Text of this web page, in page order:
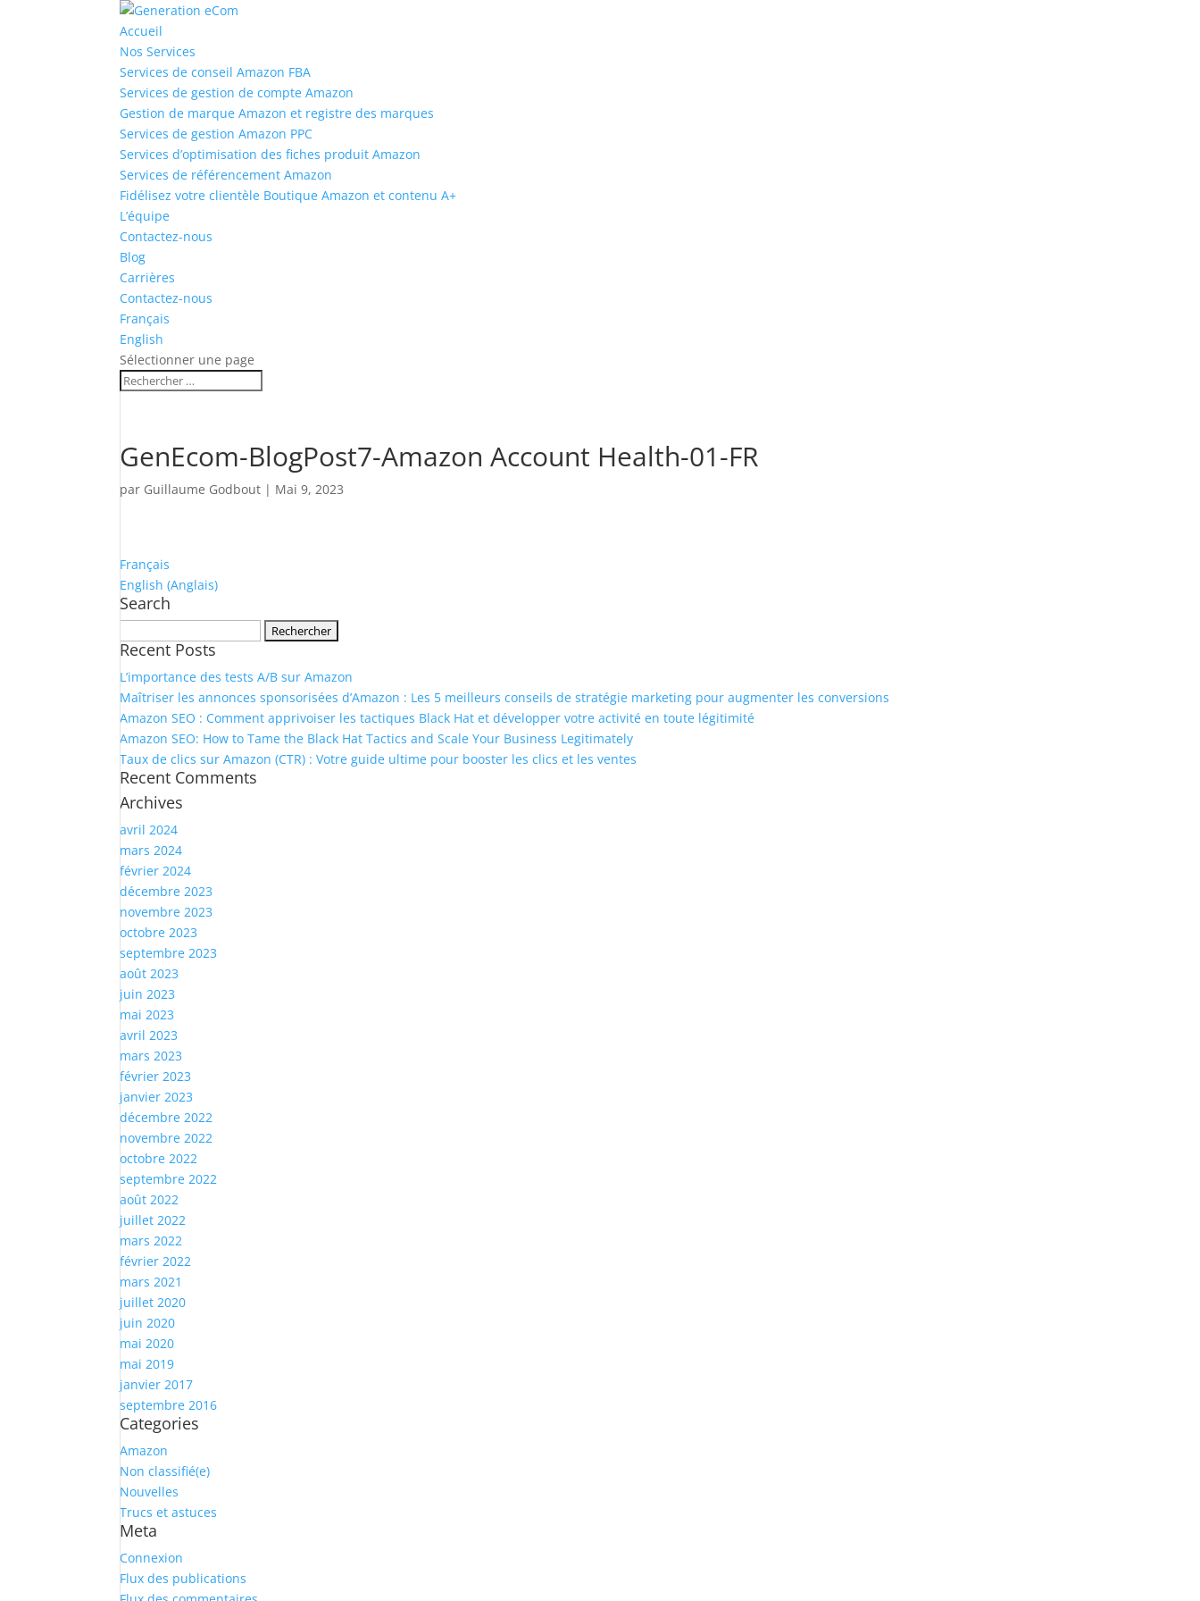
Accueil
Nos Services
Services de conseil Amazon FBA
Services de gestion de compte Amazon
Gestion de marque Amazon et registre des marques
Services de gestion Amazon PPC
Services d’optimisation des fiches produit Amazon
Services de référencement Amazon
Fidélisez votre clientèle Boutique Amazon et contenu A+
L’équipe
Contactez-nous
Blog
Carrières
Contactez-nous
Français
English
Sélectionner une page
GenEcom-BlogPost7-Amazon Account Health-01-FR
par Guillaume Godbout | Mai 9, 2023
Français
English (Anglais)
Search
Recent Posts
L’importance des tests A/B sur Amazon
Maîtriser les annonces sponsorisées d’Amazon : Les 5 meilleurs conseils de stratégie marketing pour augmenter les conversions
Amazon SEO : Comment apprivoiser les tactiques Black Hat et développer votre activité en toute légitimité
Amazon SEO: How to Tame the Black Hat Tactics and Scale Your Business Legitimately
Taux de clics sur Amazon (CTR) : Votre guide ultime pour booster les clics et les ventes
Recent Comments
Archives
avril 2024
mars 2024
février 2024
décembre 2023
novembre 2023
octobre 2023
septembre 2023
août 2023
juin 2023
mai 2023
avril 2023
mars 2023
février 2023
janvier 2023
décembre 2022
novembre 2022
octobre 2022
septembre 2022
août 2022
juillet 2022
mars 2022
février 2022
mars 2021
juillet 2020
juin 2020
mai 2020
mai 2019
janvier 2017
septembre 2016
Categories
Amazon
Non classifié(e)
Nouvelles
Trucs et astuces
Meta
Connexion
Flux des publications